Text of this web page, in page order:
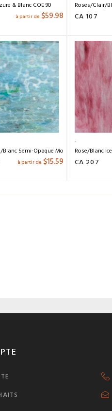
& Blanc COE 90
à partir de $59.98
Roses/Clair/
CA 107
Semi-Opaque Mottle
à partir de $15.59
Rose/Blanc
CA 207